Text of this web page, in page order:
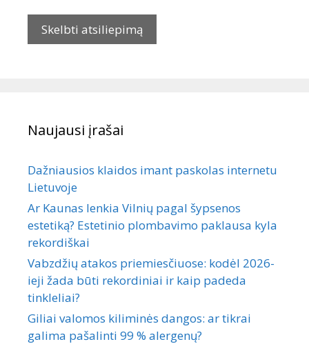
Naujausi įrašai
Dažniausios klaidos imant paskolas internetu
Lietuvoje
Ar Kaunas lenkia Vilnių pagal šypsenos
estetiką? Estetinio plombavimo paklausa kyla
rekordiškai
Vabzdžių atakos priemiesčiuose: kodėl 2026-
ieji žada būti rekordiniai ir kaip padeda
tinkleliai?
Giliai valomos kiliminės dangos: ar tikrai
galima pašalinti 99 % alergenų?